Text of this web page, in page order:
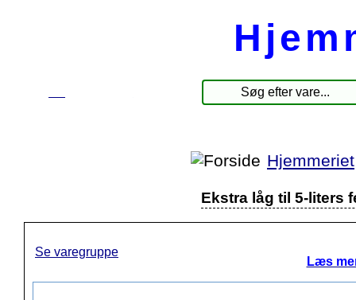
Hjemmeriet
Ekstra låg til 5-liters
Se varegruppe
Læs